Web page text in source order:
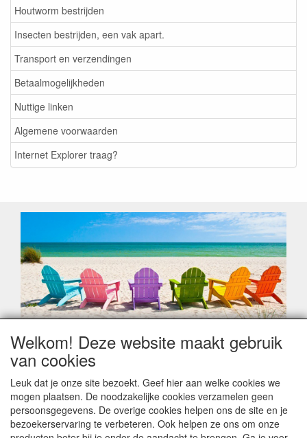
Houtworm bestrijden
Insecten bestrijden, een vak apart.
Transport en verzendingen
Betaalmogelijkheden
Nuttige linken
Algemene voorwaarden
Internet Explorer traag?
Geachte klant,
Zoals elk jaar zorgt de verlofperiode, naast een hoop
leveringsproblemen.
Sommige fabrikanten sluiten of werken met een
vakantiebezetting.
Bestellingen die vanaf +/- 15 juli geplaatst worden kunnen
Welkom! Deze website maakt gebruik
van cookies
Leuk dat je onze site bezoekt. Geef hier aan welke cookies we
mogen plaatsen. De noodzakelijke cookies verzamelen geen
persoonsgegevens. De overige cookies helpen ons de site en je
bezoekerservaring te verbeteren. Ook helpen ze ons om onze